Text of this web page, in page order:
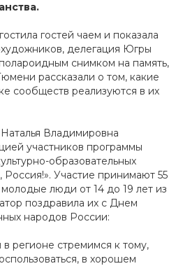
гостей чаем и показала
делегация Югры
снимком на память,
рассказали о том, какие
сообществ реализуются в их
Владимировна
участников программы
образовательных
Россия!». Участие принимают 55
люди от 14 до 19 лет из
поздравила их с Днем
народов России:
регионе стремимся к тому,
в хорошем